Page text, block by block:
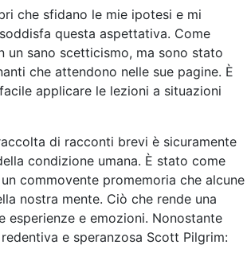
che sfidano le mie ipotesi e mi
questa aspettativa. Come
sano scetticismo, ma sono stato
che attendono nelle sue pagine. È
applicare le lezioni a situazioni
di racconti brevi è sicuramente
condizione umana. È stato come
commovente promemoria che alcune
nostra mente. Ciò che rende una
esperienze e emozioni. Nonostante
e speranzosa Scott Pilgrim: